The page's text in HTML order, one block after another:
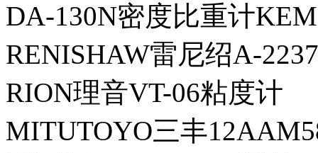
DA-130N密度比重计
RENISHAW雷尼绍A-
RION理音VT-06粘度计
MITUTOYO三丰